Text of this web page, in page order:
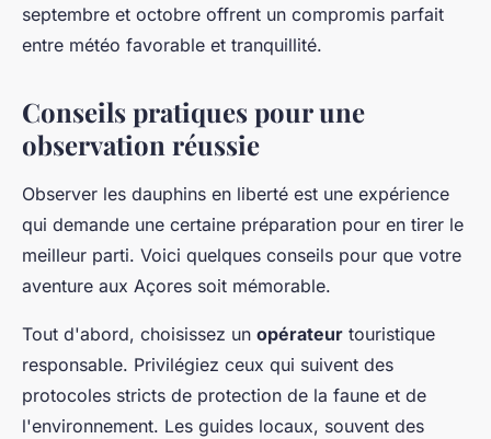
septembre et octobre offrent un compromis parfait
entre météo favorable et tranquillité.
Conseils pratiques pour une
observation réussie
Observer les dauphins en liberté est une expérience
qui demande une certaine préparation pour en tirer le
meilleur parti. Voici quelques conseils pour que votre
aventure aux Açores soit mémorable.
Tout d'abord, choisissez un opérateur touristique
responsable. Privilégiez ceux qui suivent des
protocoles stricts de protection de la faune et de
l'environnement. Les guides locaux, souvent des